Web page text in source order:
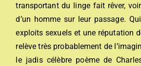
transportant du linge fait rêver,
d’un homme sur leur passage.
exploits sexuels et une réputation
relève très probablement de
le jadis célèbre poème de